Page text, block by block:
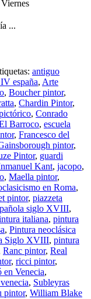
Viernes
...
antiguo
españa, Arte
, Boucher pintor,
, Chardin Pintor,
, Conrado
Barroco, escuela
, Francesco del
pintor,
Pintor, guardi
Kant, jacopo,
, Maella pintor,
en Roma,
pintor, piazzeta
siglo XVIII,
italiana, pintura
, Pintura neoclásica
Siglo XVIII, pintura
Ranc pintor, Real
, ricci pintor,
en Venecia,
, Subleyras
pintor, William Blake